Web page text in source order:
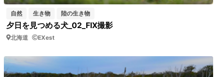
自然 生き物 陸の生き物
夕日を見つめる犬_02_FIX撮影
北海道 EXest